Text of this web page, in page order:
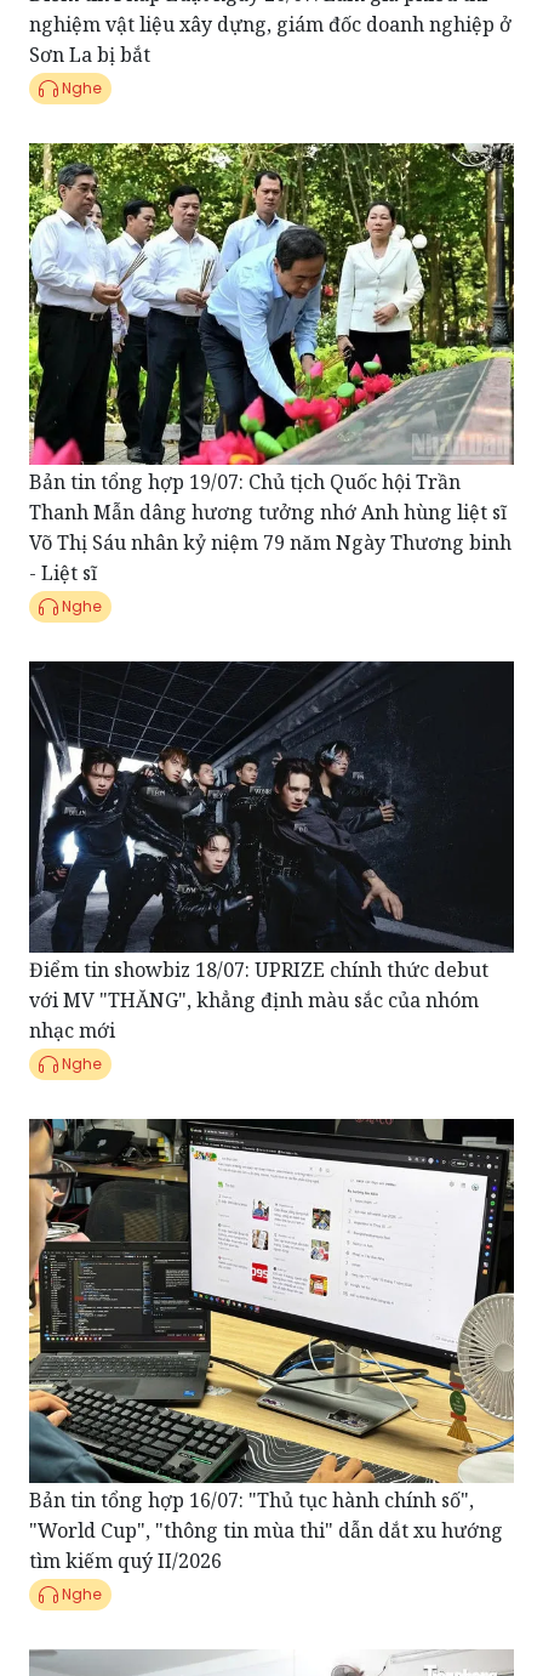
Nghe
Bản tin tổng hợp 19/07: Chủ tịch Quốc hội Trần
Thanh Mẫn dâng hương tưởng nhớ Anh hùng liệt sĩ
Võ Thị Sáu nhân kỷ niệm 79 năm Ngày Thương binh
- Liệt sĩ
Nghe
Điểm tin showbiz 18/07: UPRIZE chính thức debut
với MV "THĂNG", khẳng định màu sắc của nhóm
nhạc mới
Nghe
Bản tin tổng hợp 16/07: "Thủ tục hành chính số",
"World Cup", "thông tin mùa thi" dẫn dắt xu hướng
tìm kiếm quý II/2026
Nghe